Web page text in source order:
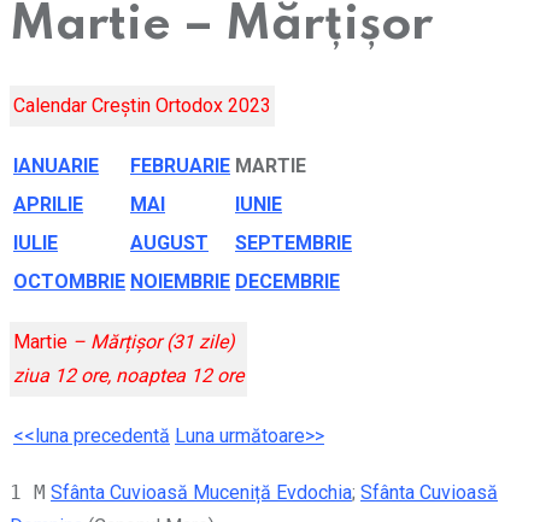
Martie – Mărțișor
Calendar Creștin Ortodox 2023
IANUARIE FEBRUARIE MARTIE
APRILIE
MAI
IUNIE
IULIE
AUGUST
SEPTEMBRIE
OCTOMBRIE NOIEMBRIE DECEMBRIE
Martie – Mărțișor (31 zile)
ziua 12 ore, noaptea 12 ore
<<luna precedentă Luna următoare>>
1 M Sfânta Cuvioasă Muceniță Evdochia; Sfânta Cuvioasă